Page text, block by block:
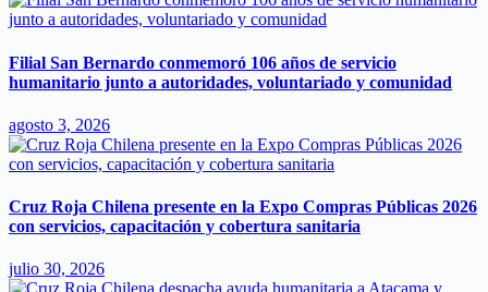
Filial San Bernardo conmemoró 106 años de servicio
humanitario junto a autoridades, voluntariado y comunidad
agosto 3, 2026
Cruz Roja Chilena presente en la Expo Compras Públicas 2026
con servicios, capacitación y cobertura sanitaria
julio 30, 2026